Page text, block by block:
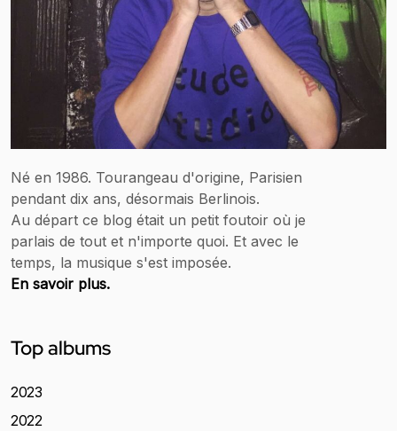
Né en 1986. Tourangeau d'origine, Parisien
pendant dix ans, désormais Berlinois.
Au départ ce blog était un petit foutoir où je
parlais de tout et n'importe quoi. Et avec le
temps, la musique s'est imposée.
En savoir plus.
Top albums
2023
2022